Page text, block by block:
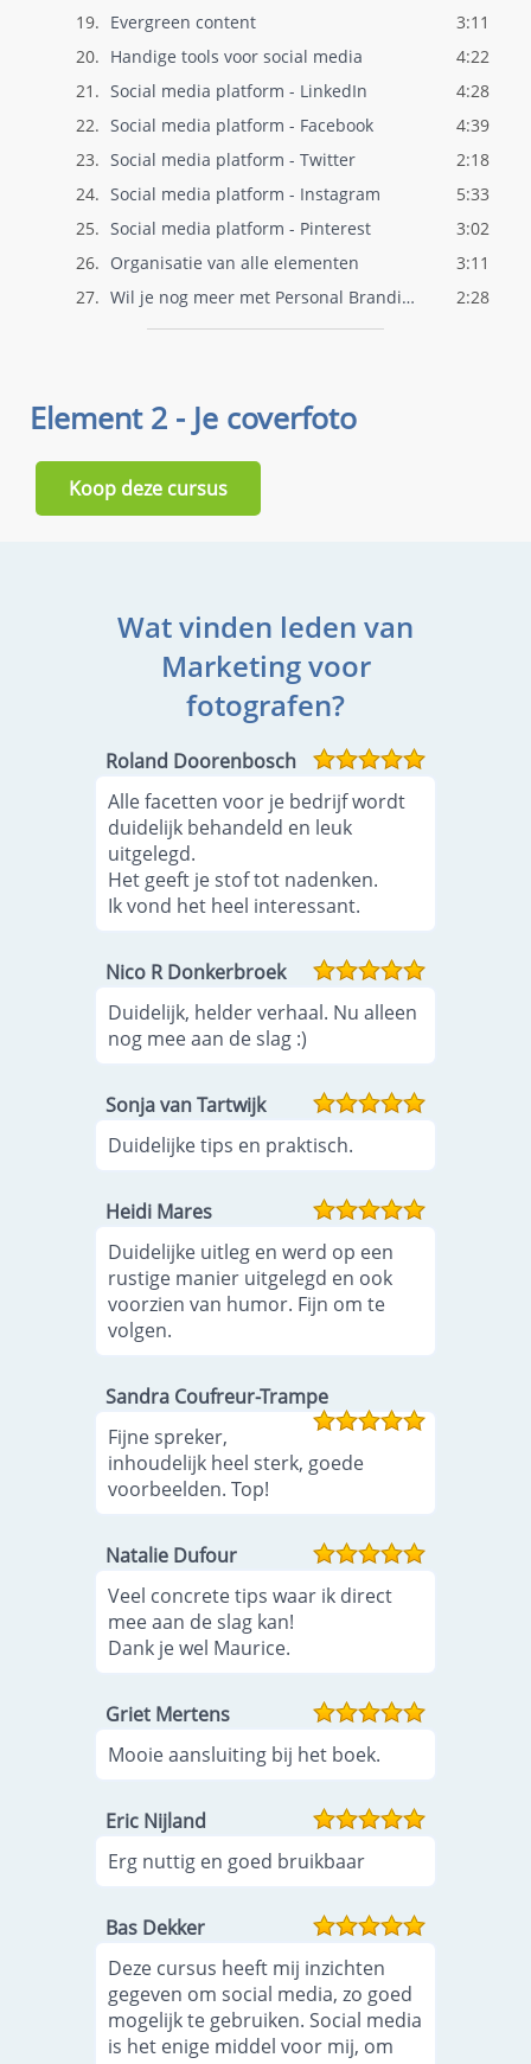
19. Evergreen content
3:11
20. Handige tools voor social media
4:22
21. Social media platform - LinkedIn
4:28
22. Social media platform - Facebook
4:39
23. Social media platform - Twitter
2:18
24. Social media platform - Instagram
5:33
25. Social media platform - Pinterest
3:02
26. Organisatie van alle elementen
3:11
27.
Wil je nog meer met Personal Branding aa.. 2:28
Element 2 - Je coverfoto
Koop deze cursus
Wat vinden leden van
Marketing voor
fotografen?
Roland Doorenbosch
Alle facetten voor je bedrijf wordt
duidelijk behandeld en leuk
uitgelegd.
Het geeft je stof tot nadenken.
Ik vond het heel interessant.
Nico R Donkerbroek
Duidelijk, helder verhaal. Nu alleen
nog mee aan de slag :)
Sonja van Tartwijk
Duidelijke tips en praktisch.
Heidi Mares
Duidelijke uitleg en werd op een
rustige manier uitgelegd en ook
voorzien van humor. Fijn om te
volgen.
Sandra Coufreur-Trampe
Fijne spreker,
inhoudelijk heel sterk, goede
voorbeelden. Top!
Natalie Dufour
Veel concrete tips waar ik direct
mee aan de slag kan!
Dank je wel Maurice.
Griet Mertens
Mooie aansluiting bij het boek.
Eric Nijland
Erg nuttig en goed bruikbaar
Bas Dekker
Deze cursus heeft mij inzichten
gegeven om social media, zo goed
mogelijk te gebruiken. Social media
is het enige middel voor mij, om